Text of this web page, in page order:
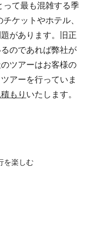
って最も混雑する季
ケットやホテル、
があります。旧正
のであれば弊社が
ツアーはお客様の
アーを行っていま
もり いたします。
を楽しむ